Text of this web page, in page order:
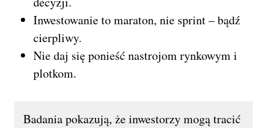
Inwestowanie to maraton, nie sprint – bądź
cierpliwy.
Nie daj się ponieść nastrojom rynkowym i
plotkom.
Badania pokazują, że inwestorzy mogą tracić